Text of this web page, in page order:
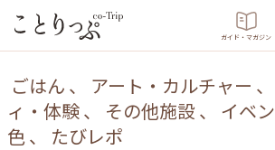
ガイド・マガジン
ごはん 、 アート・カルチャー 、
ィ・体験、 その他施設、 イベ
色、 たびレポ